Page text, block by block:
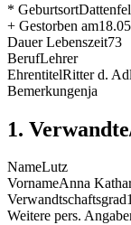
* Geburtsort
+ Gestorben am
Dauer Lebenszeit73
BerufLehrer
EhrentitelRitter d.
Bemerkungenja
1.
NameLutz
VornameAnna
Verwandtschaftsgrad
Weitere pers.